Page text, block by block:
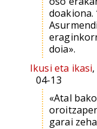
doakiona.
doia».
Ikusi eta ikasi
04-13
«Atal
garai